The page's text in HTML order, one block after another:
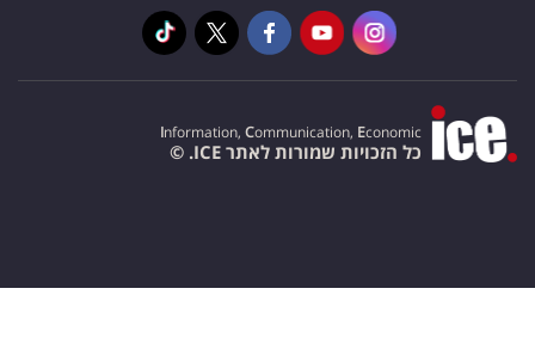
Information, Communication, Economic
כל הזכויות שמורות לאתר ICE. ©